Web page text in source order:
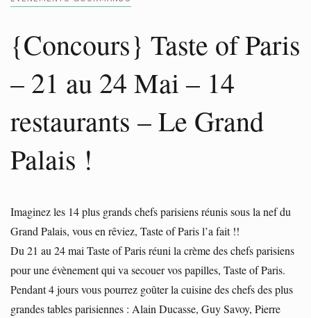
{Concours} Taste of Paris
– 21 au 24 Mai – 14
restaurants – Le Grand
Palais !
Imaginez les 14 plus grands chefs parisiens réunis sous la nef du
Grand Palais, vous en rêviez, Taste of Paris l’a fait !!
Du 21 au 24 mai Taste of Paris réuni la crème des chefs parisiens
pour une évènement qui va secouer vos papilles, Taste of Paris.
Pendant 4 jours vous pourrez goûter la cuisine des chefs des plus
grandes tables parisiennes : Alain Ducasse, Guy Savoy, Pierre